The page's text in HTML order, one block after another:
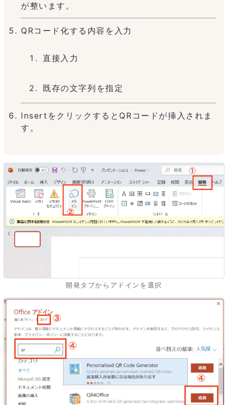
が整います。
QRコード化する内容を入力
直接入力
既存の文字列を指定
InsertをクリックするとQRコードが挿入されま
す。
開発タブからアドインを選択